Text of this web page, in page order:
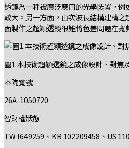
透鏡為一種被廣泛應用的光學裝置，
較大。另一方面，由次波長結構建構
面製作之超穎透鏡很難將色差問題在
圖1.本技術超穎透鏡之成像設計、對焦
本院覽號
26A-1050720
智財權狀態
TW I649259、KR 102209458、US